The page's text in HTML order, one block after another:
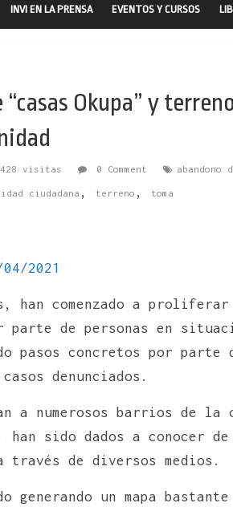
INVI EN LA PRENSA EVENTOS Y CURSOS
Okupa” y
visitas 0 Comment abandono
ciudadana , terreno , toma
2021
han comenzado a
parte de personas en
pasos concretos por
denunciados.
a numerosos barrios de
sido dados a conocer de
través de diversos medios.
generando un mapa